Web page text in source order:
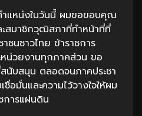
ำแหน่งในวันนี้ ผมขอขอบคุณ
สมาชิกวุฒิสภาที่ทำหน้าที่ที่
นชาวไทย ข้าราชการ
น่วยงานทุกภาคส่วน ขอ
บสนุน ตลอดจนภาคประชา
อมั่นและความไว้วางใจให้ผม
การแผ่นดิน